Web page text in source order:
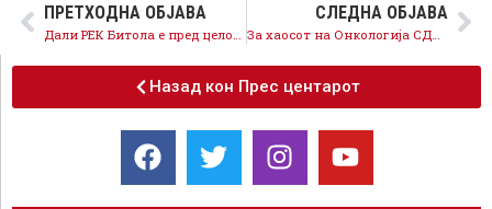
ПРЕТХОДНА ОБЈАВА СЛЕДНА ОБЈАВА
За хаосот на Онкологија СДСМ бара оставки од директорите на Клиниката, од Клековски и Таравари
Назад кон Прес центарот